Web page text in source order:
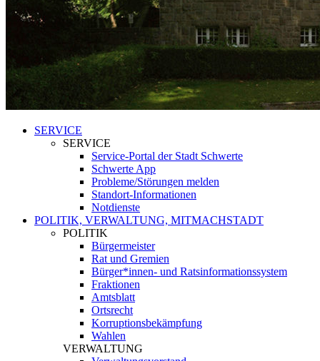
SERVICE
SERVICE
Service-Portal der Stadt Schwerte
Schwerte App
Probleme/Störungen melden
Standort-Informationen
Notdienste
POLITIK, VERWALTUNG, MITMACHSTADT
POLITIK
Bürgermeister
Rat und Gremien
Bürger*innen- und Ratsinformationssystem
Fraktionen
Amtsblatt
Ortsrecht
Korruptionsbekämpfung
Wahlen
VERWALTUNG